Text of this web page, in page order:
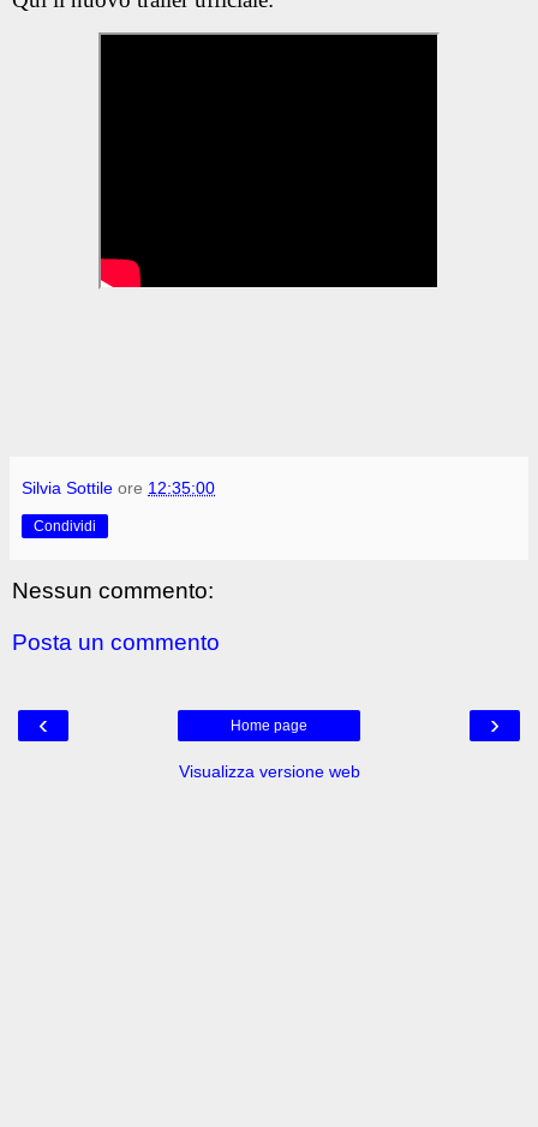
Silvia Sottile ore 12:35:00
Condividi
Nessun commento:
Posta un commento
‹ ›
Home page
Visualizza versione web